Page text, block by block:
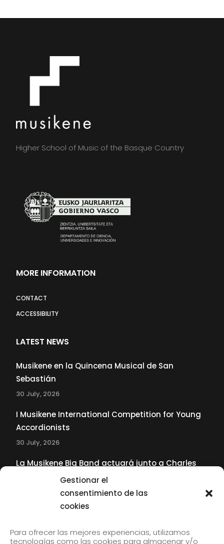
Gestionar el
consentimiento de las
cookies
Para ofrecer las mejores experiencias, utilizamos
tecnologías como las cookies para almacenar y/o
Higher School of Music of the Basque Country
MORE INFORMATION
CONTACT
ACCESSIBILITY
LATEST NEWS
Musikene en la Quincena Musical de San
Sebastián
30 July, 2026
I Musikene International Competition for Young
Accordionists
30 July, 2026
La Musikene Big Band actuará junto a Charles
Tolliver en el 61 Jazzaldia